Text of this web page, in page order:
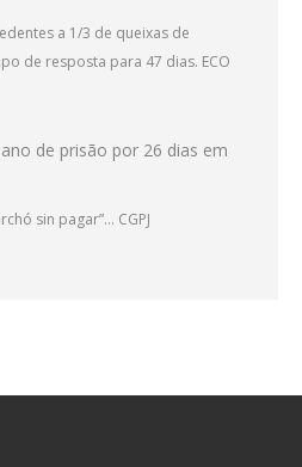
a 1/3 de queixas de
de resposta para 47 dias. ECO
de prisão por 26 dias em
sin pagar”… CGPJ